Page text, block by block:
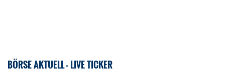
BÖRSE AKTUELL - LIVE TICKER